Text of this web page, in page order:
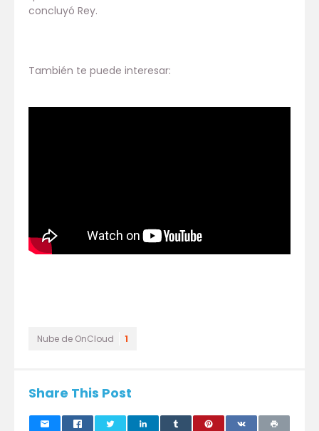
concluyó Rey.
También te puede interesar:
Nube de OnCloud 1
Share This Post